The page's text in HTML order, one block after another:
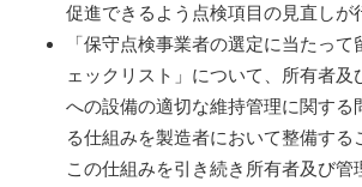
促進できるよう点検項目の見直しが
「保守点検事業者の選定に当たっ
ェックリスト」について、所有者及
への設備の適切な維持管理に関する
る仕組みを製造者において整備する
この仕組みを引き続き所有者及び管